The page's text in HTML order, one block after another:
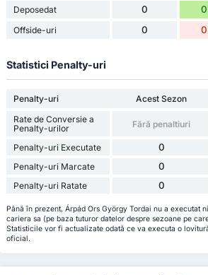
Deposedat 0
Offside-uri 0
Statistici Penalty-uri
Penalty-uri Acest Sezon
Rate de Conversie a
Penalty-urilor
Fără penaltiuri
Penalty-uri Executate 0
Penalty-uri Marcate 0
Penalty-uri Ratate 0
Până în prezent, Árpád Ors György Tordai nu a executat
cariera sa (pe baza tuturor datelor despre sezoane pe
Statisticile vor fi actualizate odată ce va executa o
oficial.